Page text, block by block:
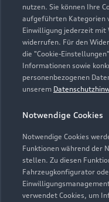
nutzen. Sie können Ihre
aufgeführten Kategorien
Einwilligung jederzeit mit
widerrufen. Für den
die "Cookie-
Informationen sowie
personenbezogenen
unserem
Notwendige Cookies
Notwendige Cookies
Funktionen während der
stellen. Zu diesen
Fahrzeugkonfigurator
verwendet Cookies, um
Service
Schließt bald
Teile- &
Schließt bald
Schautag
Geöffnet bis